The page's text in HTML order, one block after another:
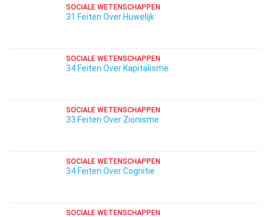
SOCIALE WETENSCHAPPEN
31 Feiten Over Huwelijk
SOCIALE WETENSCHAPPEN
34 Feiten Over Kapitalisme
SOCIALE WETENSCHAPPEN
33 Feiten Over Zionisme
SOCIALE WETENSCHAPPEN
34 Feiten Over Cognitie
SOCIALE WETENSCHAPPEN